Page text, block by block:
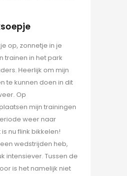
op, zonnetje in je
trainen in het park
Heerlijk om mijn
te kunnen doen in dit
Op
mijn trainingen
weer naar
nu flink bikkelen!
wedstrijden heb,
intensiever. Tussen de
is het namelijk niet